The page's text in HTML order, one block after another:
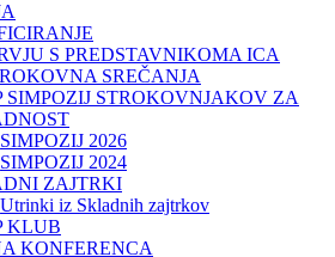
S PREDSTAVNIKOMA ICA
SREČANJA
SIMPOZIJ STROKOVNJAKOV ZA
SIMPOZIJ 2026
SIMPOZIJ 2024
ZAJTRKI
Utrinki iz Skladnih zajtrkov
KLUB
KONFERENCA